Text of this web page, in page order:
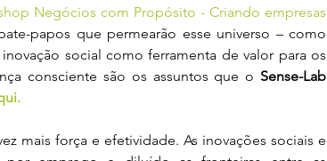
Negócios com Propósito - Criando empresas
papos que permearão esse universo – como
social como ferramenta de valor para os
consciente são os assuntos que o Sense-Lab
mais força e efetividade. As inovações sociais e